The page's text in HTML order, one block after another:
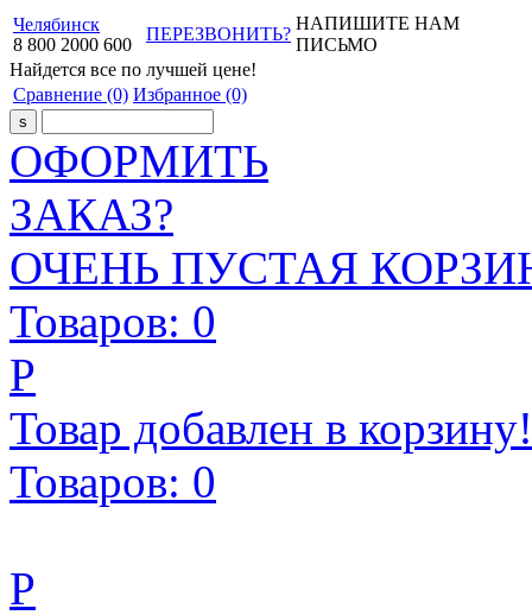
Челябинск
8 800 2000 600
ПЕРЕЗВОНИТЬ?
НАПИШИТЕ НАМ
ПИСЬМО
Найдется все по лучшей цене!
Сравнение (0) Избранное (0)
ОФОРМИТЬ
ЗАКАЗ?
ОЧЕНЬ ПУСТАЯ
Товаров: 0
Р
Товар добавлен в корзину!
Товаров: 0
Р